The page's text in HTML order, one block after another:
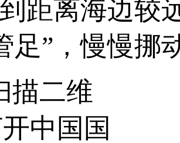
距离海边较
足”，慢慢挪